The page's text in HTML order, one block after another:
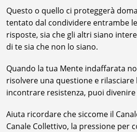
Questo o quello ci proteggerà
tentato dal condividere entrambe
risposte, sia che gli altri siano
di te sia che non lo siano.
Quando la tua Mente indaffarata
risolvere una questione e rilasciare
incontrare resistenza, puoi divenire
Aiuta ricordare che siccome il
Canale Collettivo, la pressione per